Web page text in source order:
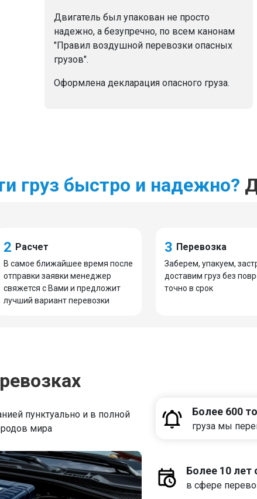
Двигатель был упакован не просто
надежно, а безупречно, по всем канонам
"Правил воздушной перевозки опасных
грузов".
Оформлена декларация опасного груза.
груз быстро и надежно?
2 Расчет
В самое ближайшее время после
отправки заявки менеджер
свяжется с Вами и предложит
лучший вариант перевозки
3 Перевозка
Заберем, упакуем,
доставим груз без
точно в срок
пунктуально и в полной
мира
Более 600
груза мы
Более 10 лет
в сфере